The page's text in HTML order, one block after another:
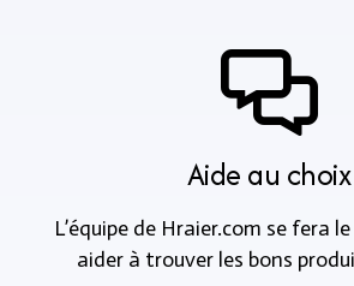
Aide au choix
L’équipe de Hraier.com se fera
aider à trouver les bons